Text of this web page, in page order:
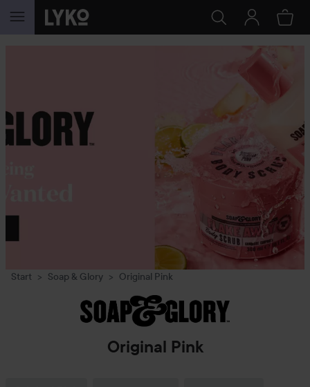
GÅ TIL INNHOLD
Start Soap & Glory Original Pink
Original Pink